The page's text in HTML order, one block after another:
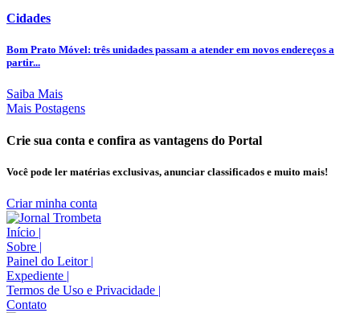
Cidades
Bom Prato Móvel: três unidades passam a atender em novos endereços a
partir...
Saiba Mais
Mais Postagens
Crie sua conta e confira as vantagens do Portal
Você pode ler matérias exclusivas, anunciar classificados e muito mais!
Criar minha conta
Início |
Sobre |
Painel do Leitor |
Expediente |
Termos de Uso e Privacidade |
Contato